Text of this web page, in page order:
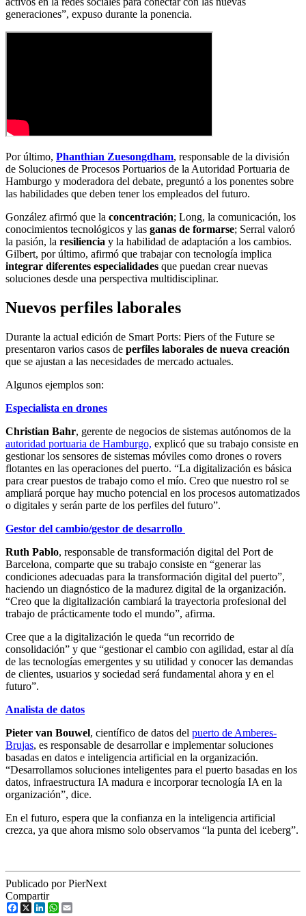
generaciones”, expuso durante la ponencia.
Por último, Phanthian Zuesongdham, responsable de la división
de Soluciones de Procesos Portuarios de la Autoridad Portuaria de
Hamburgo y moderadora del debate, preguntó a los ponentes sobre
las habilidades que deben tener los empleados del futuro.
González afirmó que la concentración; Long, la comunicación, los
conocimientos tecnológicos y las ganas de formarse; Serral valoró
la pasión, la resiliencia y la habilidad de adaptación a los cambios.
Gilbert, por último, afirmó que trabajar con tecnología implica
integrar diferentes especialidades que puedan crear nuevas
soluciones desde una perspectiva multidisciplinar.
Nuevos perfiles laborales
Durante la actual edición de Smart Ports: Piers of the Future se
presentaron varios casos de perfiles laborales de nueva creación
que se ajustan a las necesidades de mercado actuales.
Algunos ejemplos son:
Especialista en drones
Christian Bahr, gerente de negocios de sistemas autónomos de la
autoridad portuaria de Hamburgo, explicó que su trabajo consiste en
gestionar los sensores de sistemas móviles como drones o rovers
flotantes en las operaciones del puerto. “La digitalización es básica
para crear puestos de trabajo como el mío. Creo que nuestro rol se
ampliará porque hay mucho potencial en los procesos automatizados
o digitales y serán parte de los perfiles del futuro”.
Gestor del cambio/gestor de desarrollo
Ruth Pablo, responsable de transformación digital del Port de
Barcelona, comparte que su trabajo consiste en “generar las
condiciones adecuadas para la transformación digital del puerto”,
haciendo un diagnóstico de la madurez digital de la organización.
“Creo que la digitalización cambiará la trayectoria profesional del
trabajo de prácticamente todo el mundo”, afirma.
Cree que a la digitalización le queda “un recorrido de
consolidación” y que “gestionar el cambio con agilidad, estar al día
de las tecnologías emergentes y su utilidad y conocer las demandas
de clientes, usuarios y sociedad será fundamental ahora y en el
futuro”.
Analista de datos
Pieter van Bouwel, científico de datos del puerto de Amberes-
Brujas, es responsable de desarrollar e implementar soluciones
basadas en datos e inteligencia artificial en la organización.
“Desarrollamos soluciones inteligentes para el puerto basadas en los
datos, infraestructura IA madura e incorporar tecnología IA en la
organización”, dice.
En el futuro, espera que la confianza en la inteligencia artificial
crezca, ya que ahora mismo solo observamos “la punta del iceberg”.
Publicado por PierNext
Compartir
Facebook
X LinkedInWhatsApp